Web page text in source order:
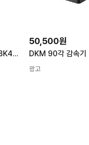
DKM 90각 감속기 9GBK40BMH (1/40) 평행축 일반 감속기
50,500원
광고